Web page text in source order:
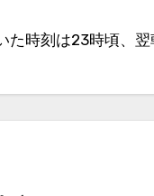
た時刻は23時頃、